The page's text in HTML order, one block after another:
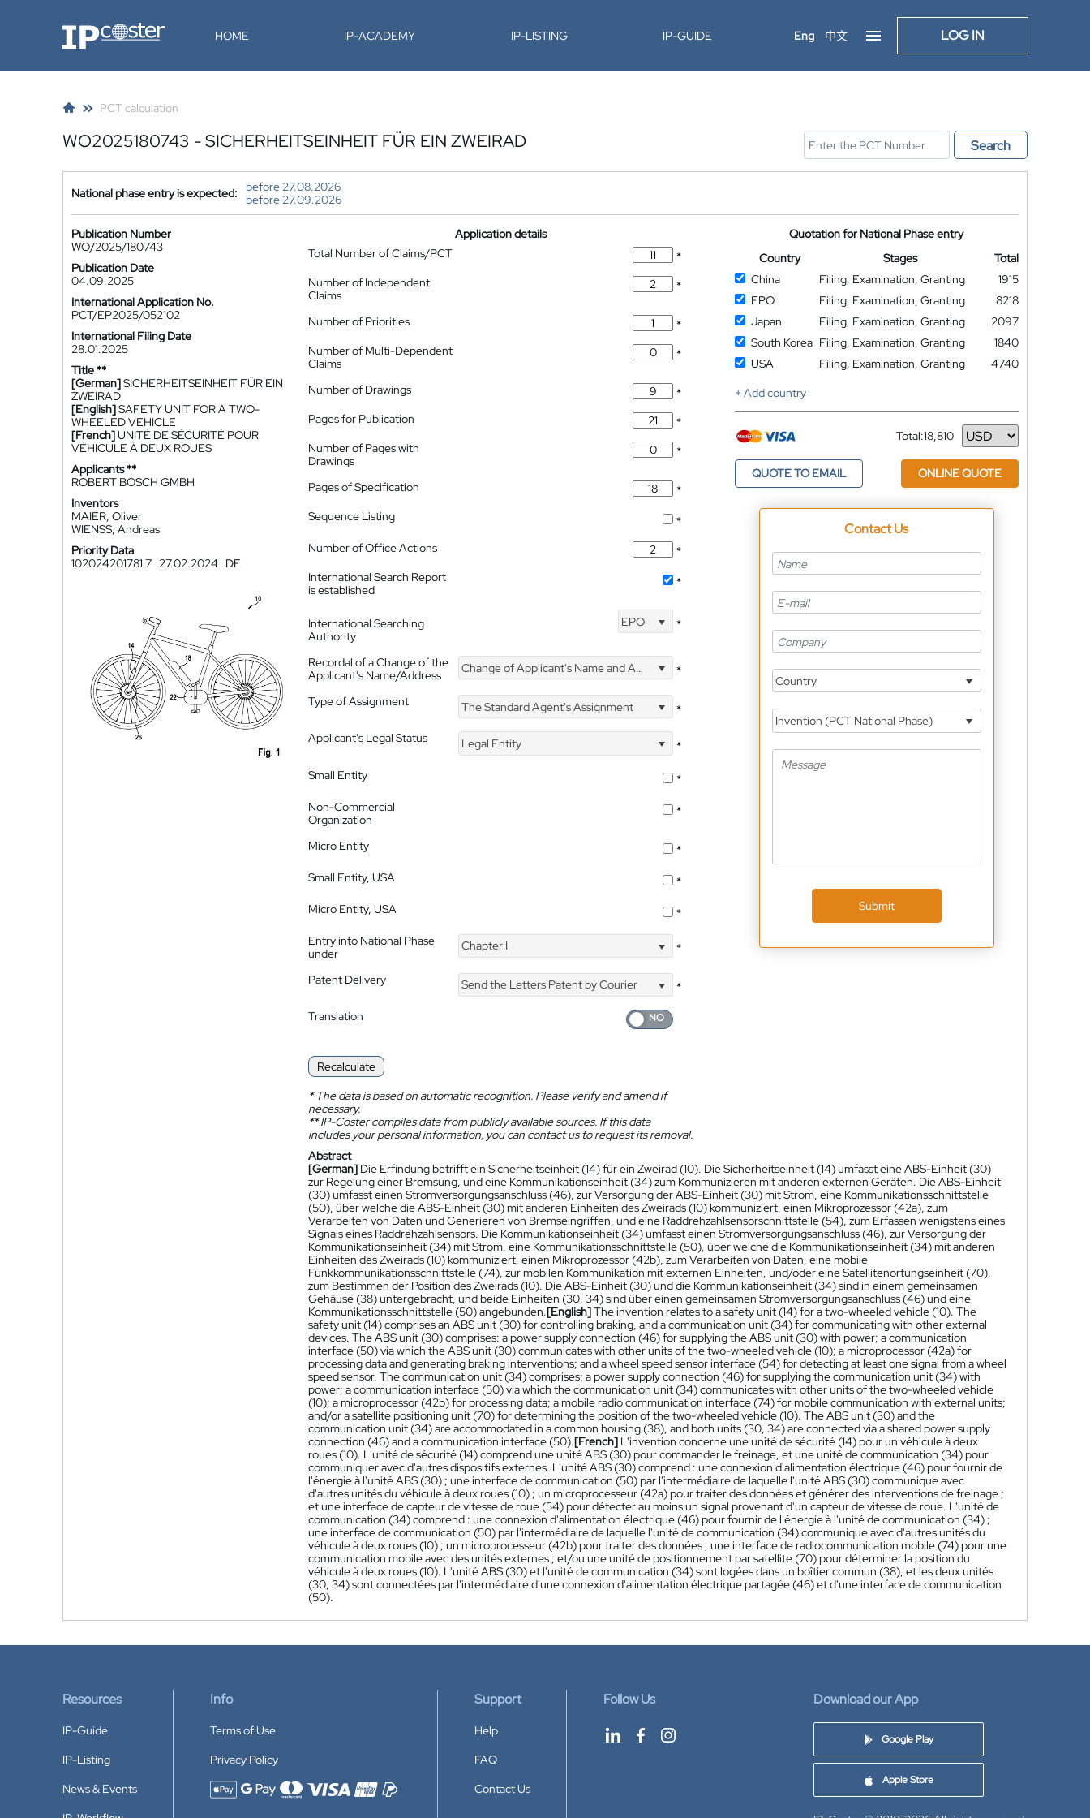
IP-Coster HOME IP-ACADEMY IP-LISTING IP-GUIDE Eng 中文 LOG IN
PCT calculation
WO2025180743 - SICHERHEITSEINHEIT FÜR EIN ZWEIRAD Search
National phase entry is expected:
before 27.08.2026
before 27.09.2026
Publication Number
WO/2025/180743
Publication Date
04.09.2025
International Application No.
PCT/EP2025/052102
International Filing Date
28.01.2025
Title **
[German]SICHERHEITSEINHEIT FÜR EIN
ZWEIRAD
[English]SAFETY UNIT FOR A TWO-
WHEELED VEHICLE
[French]UNITÉ DE SÉCURITÉ POUR
VÉHICULE À DEUX ROUES
Applicants **
ROBERT BOSCH GMBH
Inventors
MAIER, Oliver
WIENSS, Andreas
Priority Data
102024201781.7 27.02.2024 DE
Application details
Total Number of Claims/PCT
*
Number of Independent
Claims
*
Number of Priorities
*
Number of Multi-Dependent
Claims
*
Number of Drawings
*
Pages for Publication
*
Number of Pages with
Drawings
*
Pages of Specification
*
Sequence Listing
*
Number of Office Actions
*
International Search Report
is established
*
International Searching
Authority
EPO *
Recordal of a Change of the
Applicant's Name/Address
Change of Applicant's Name and Address *
Type of Assignment The Standard Agent's Assignment
*
Applicant's Legal Status
Legal Entity
*
Small Entity
*
Non-Commercial
Organization
*
Micro Entity
*
Small Entity, USA
*
Micro Entity, USA
*
Entry into National Phase
under
Chapter I *
Patent Delivery Send the Letters Patent by Courier
*
Translation
Recalculate
*The data is based on automatic recognition. Please verify and amend if
necessary.
**IP-Coster compiles data from publicly available sources. If this data
includes your personal information, you can contact us to request its removal.
Quotation for National Phase entry
Country
Stages
Total
China
Filing, Examination, Granting
1915
EPO
Filing, Examination, Granting
8218
Japan
Filing, Examination, Granting
2097
South Korea Filing, Examination, Granting
1840
USA
Filing, Examination, Granting
4740
+ Add country
Total:18,810
Currency
QUOTE TO EMAIL ONLINE QUOTE
Contact Us
Country
Invention (PCT National Phase)
Submit
Abstract
[German] Die Erfindung betrifft ein Sicherheitseinheit (14) für ein Zweirad (10). Die Sicherheitseinheit (14) umfasst eine ABS-Einheit (30)
zur Regelung einer Bremsung, und eine Kommunikationseinheit (34) zum Kommunizieren mit anderen externen Geräten. Die ABS-Einheit
(30) umfasst einen Stromversorgungsanschluss (46), zur Versorgung der ABS-Einheit (30) mit Strom, eine Kommunikationsschnittstelle
(50), über welche die ABS-Einheit (30) mit anderen Einheiten des Zweirads (10) kommuniziert, einen Mikroprozessor (42a), zum
Verarbeiten von Daten und Generieren von Bremseingriffen, und eine Raddrehzahlsensorschnittstelle (54), zum Erfassen wenigstens eines
Signals eines Raddrehzahlsensors. Die Kommunikationseinheit (34) umfasst einen Stromversorgungsanschluss (46), zur Versorgung der
Kommunikationseinheit (34) mit Strom, eine Kommunikationsschnittstelle (50), über welche die Kommunikationseinheit (34) mit anderen
Einheiten des Zweirads (10) kommuniziert, einen Mikroprozessor (42b), zum Verarbeiten von Daten, eine mobile
Funkkommunikationsschnittstelle (74), zur mobilen Kommunikation mit externen Einheiten, und/oder eine Satellitenortungseinheit (70),
zum Bestimmen der Position des Zweirads (10). Die ABS-Einheit (30) und die Kommunikationseinheit (34) sind in einem gemeinsamen
Gehäuse (38) untergebracht, und beide Einheiten (30, 34) sind über einen gemeinsamen Stromversorgungsanschluss (46) und eine
Kommunikationsschnittstelle (50) angebunden.[English]The invention relates to a safety unit (14) for a two-wheeled vehicle (10). The
safety unit (14) comprises an ABS unit (30) for controlling braking, and a communication unit (34) for communicating with other external
devices. The ABS unit (30) comprises: a power supply connection (46) for supplying the ABS unit (30) with power; a communication
interface (50) via which the ABS unit (30) communicates with other units of the two-wheeled vehicle (10); a microprocessor (42a) for
processing data and generating braking interventions; and a wheel speed sensor interface (54) for detecting at least one signal from a wheel
speed sensor. The communication unit (34) comprises: a power supply connection (46) for supplying the communication unit (34) with
power; a communication interface (50) via which the communication unit (34) communicates with other units of the two-wheeled vehicle
(10); a microprocessor (42b) for processing data; a mobile radio communication interface (74) for mobile communication with external units;
and/or a satellite positioning unit (70) for determining the position of the two-wheeled vehicle (10). The ABS unit (30) and the
communication unit (34) are accommodated in a common housing (38), and both units (30, 34) are connected via a shared power supply
connection (46) and a communication interface (50).[French] L'invention concerne une unité de sécurité (14) pour un véhicule à deux
roues (10). L'unité de sécurité (14) comprend une unité ABS (30) pour commander le freinage, et une unité de communication (34) pour
communiquer avec d'autres dispositifs externes. L'unité ABS (30) comprend : une connexion d'alimentation électrique (46) pour fournir de
l'énergie à l'unité ABS (30) ; une interface de communication (50) par l'intermédiaire de laquelle l'unité ABS (30) communique avec
d'autres unités du véhicule à deux roues (10) ; un microprocesseur (42a) pour traiter des données et générer des interventions de freinage ;
et une interface de capteur de vitesse de roue (54) pour détecter au moins un signal provenant d'un capteur de vitesse de roue. L'unité de
communication (34) comprend : une connexion d'alimentation électrique (46) pour fournir de l'énergie à l'unité de communication (34) ;
une interface de communication (50) par l'intermédiaire de laquelle l'unité de communication (34) communique avec d'autres unités du
véhicule à deux roues (10) ; un microprocesseur (42b) pour traiter des données ; une interface de radiocommunication mobile (74) pour une
communication mobile avec des unités externes ; et/ou une unité de positionnement par satellite (70) pour déterminer la position du
véhicule à deux roues (10). L'unité ABS (30) et l'unité de communication (34) sont logées dans un boîtier commun (38), et les deux unités
(30, 34) sont connectées par l'intermédiaire d'une connexion d'alimentation électrique partagée (46) et d'une interface de communication
(50).
Resources
IP-Guide
IP-Listing
News & Events
Info
Terms of Use
Privacy Policy
Accepted payment methods
Support
Help
FAQ
Contact Us
Follow Us Download our App
Google Play
Apple Store